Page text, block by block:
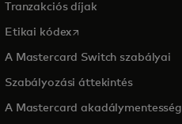
Tranzakciós díjak
Etikai kódexopens in a new tab
A Mastercard Switch szabályai
Szabályozási áttekintés
A Mastercard